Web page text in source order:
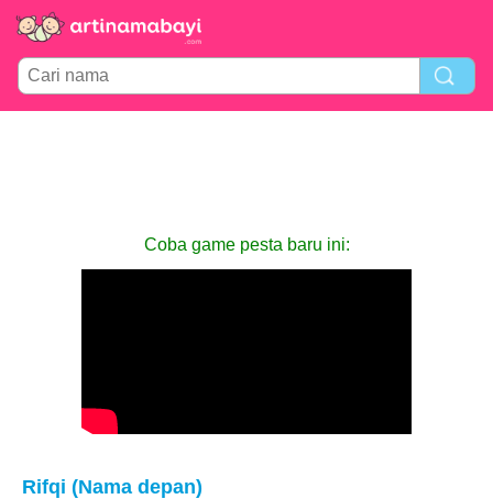
Coba game pesta baru ini:
Rifqi (Nama depan)